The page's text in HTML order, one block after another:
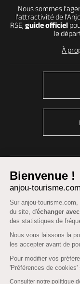
Bienvenue !
anjou-
Sur anjou-
du site, d'échanger
des statistiques de
Nous vous laissons la
les accepter avant de
Pour modifier vos
'Préférences de
Consulter notre politique
Nous sommes
l’attractivité de
RSE, guide officiel
le
À